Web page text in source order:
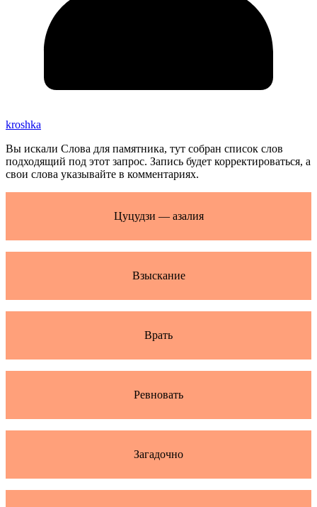
kroshka
Вы искали Слова для памятника, тут собран список слов
подходящий под этот запрос. Запись будет корректироваться, а
свои слова указывайте в комментариях.
Цуцудзи — азалия
Взыскание
Врать
Ревновать
Загадочно